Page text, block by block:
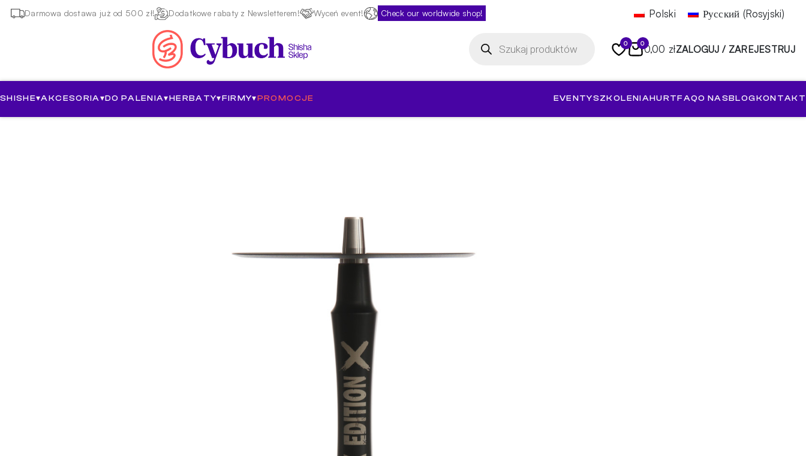
Darmowa dostawa już od 500 zł! Dodatkowe rabaty z Newsletterem! Wyceń event! Check our worldwide shop! Polski Русский (Rosyjski)
produktów 0 00,00 złZALOGUJ / ZAREJESTRUJ
SHISHE▾AKCESORIA▾DO PALENIA▾HERBATY▾FIRMY▾PROMOCJE EVENTYSZKOLENIAHURTFAQO NASBLOGKONTAKT